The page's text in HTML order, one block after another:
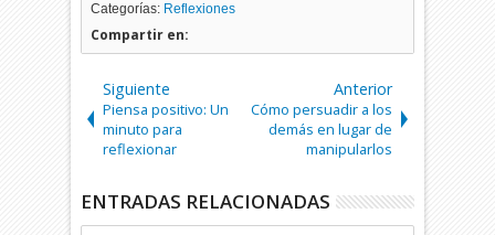
Categorías: Reflexiones
Compartir en:
Siguiente
Piensa positivo: Un
minuto para
reflexionar
Anterior
Cómo persuadir a los
demás en lugar de
manipularlos
ENTRADAS RELACIONADAS